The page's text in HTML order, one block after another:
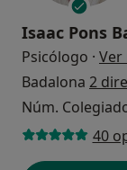
Isaac Pons
Psicólogo · Ver
Badalona 2
Núm.
40